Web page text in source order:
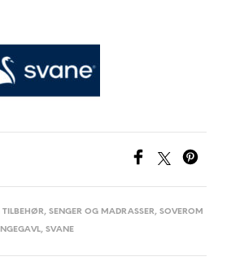
TILBEHØR, SENGER OG MADRASSER, SOVEROM
, SVANE